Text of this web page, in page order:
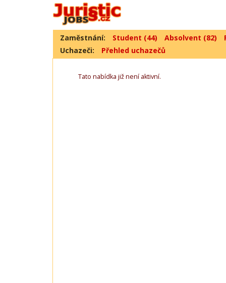
Zaměstnání: Student (44) Absolvent (82)
Uchazeči:
Přehled uchazečů
Tato nabídka již není aktivní.